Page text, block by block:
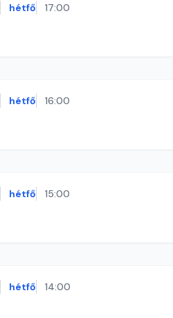
hétfő 17:00
hétfő 16:00
hétfő 15:00
hétfő 14:00